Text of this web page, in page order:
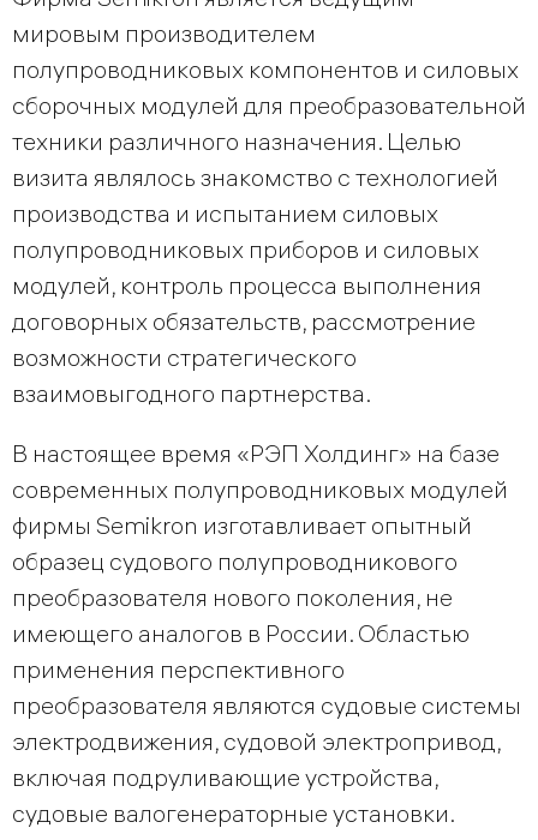
мировым производителем
полупроводниковых компонентов и силовых
сборочных модулей для преобразовательной
техники различного назначения. Целью
визита являлось знакомство с технологией
производства и испытанием силовых
полупроводниковых приборов и силовых
модулей, контроль процесса выполнения
договорных обязательств, рассмотрение
возможности стратегического
взаимовыгодного партнерства.
В настоящее время «РЭП Холдинг» на базе
современных полупроводниковых модулей
фирмы Semikron изготавливает опытный
образец судового полупроводникового
преобразователя нового поколения, не
имеющего аналогов в России. Областью
применения перспективного
преобразователя являются судовые системы
электродвижения, судовой электропривод,
включая подруливающие устройства,
судовые валогенераторные установки.